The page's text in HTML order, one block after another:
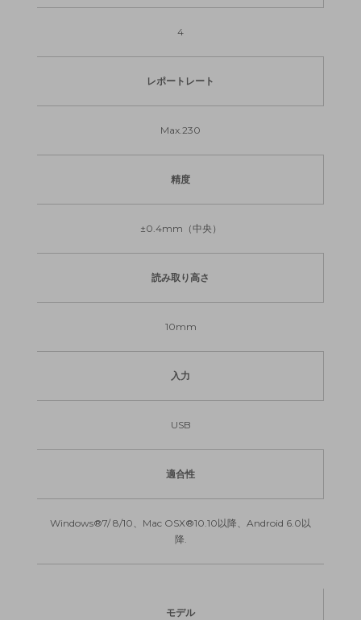
4
レポートレート
Max.230
精度
±0.4mm（中央）
読み取り高さ
10mm
入力
USB
適合性
Windows®7/ 8/10、Mac OSX®10.10以降、Android 6.0以
降.
モデル